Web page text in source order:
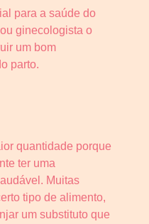
para a saúde do
ginecologista o
um bom
parto.
quantidade porque
ter uma
Muitas
tipo de alimento,
um substituto que